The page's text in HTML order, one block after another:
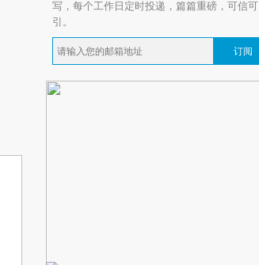
写，每个工作日定时投递，篇篇重磅，可信可
引。
订阅